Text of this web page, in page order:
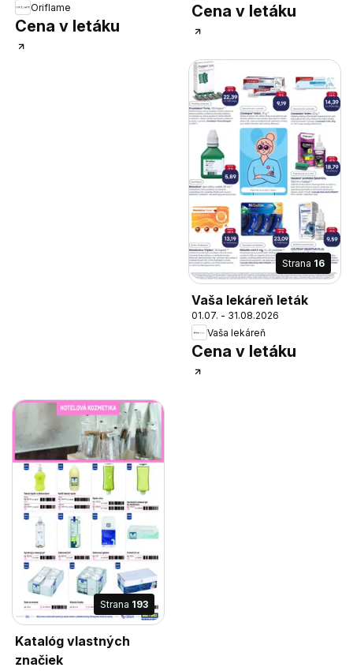
Oriflame
Cena v letáku
Cena v letáku
Strana 16
Vaša lekáreň leták
01.07. - 31.08.2026
Vaša lekáreň
Cena v letáku
Strana 193
Katalóg vlastných
značiek